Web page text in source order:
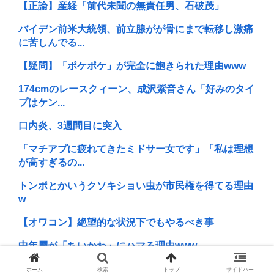
【正論】産経「前代未聞の無責任男、石破茂」
バイデン前米大統領、前立腺がが骨にまで転移し激痛
に苦しんでる...
【疑問】「ポケポケ」が完全に飽きられた理由www
174cmのレースクィーン、成沢紫音さん「好みのタイ
プはケン...
口内炎、3週間目に突入
「マチアプに疲れてきたミドサー女です」「私は理想
が高すぎるの...
トンボとかいうクソキショい虫が市民権を得てる理由
w
【オワコン】絶望的な状況下でもやるべき事
中年層が「ちいかわ」にハマる理由www
令和の貝殻ビキニ、下品すぎる
ホーム 検索 トップ サイドバー